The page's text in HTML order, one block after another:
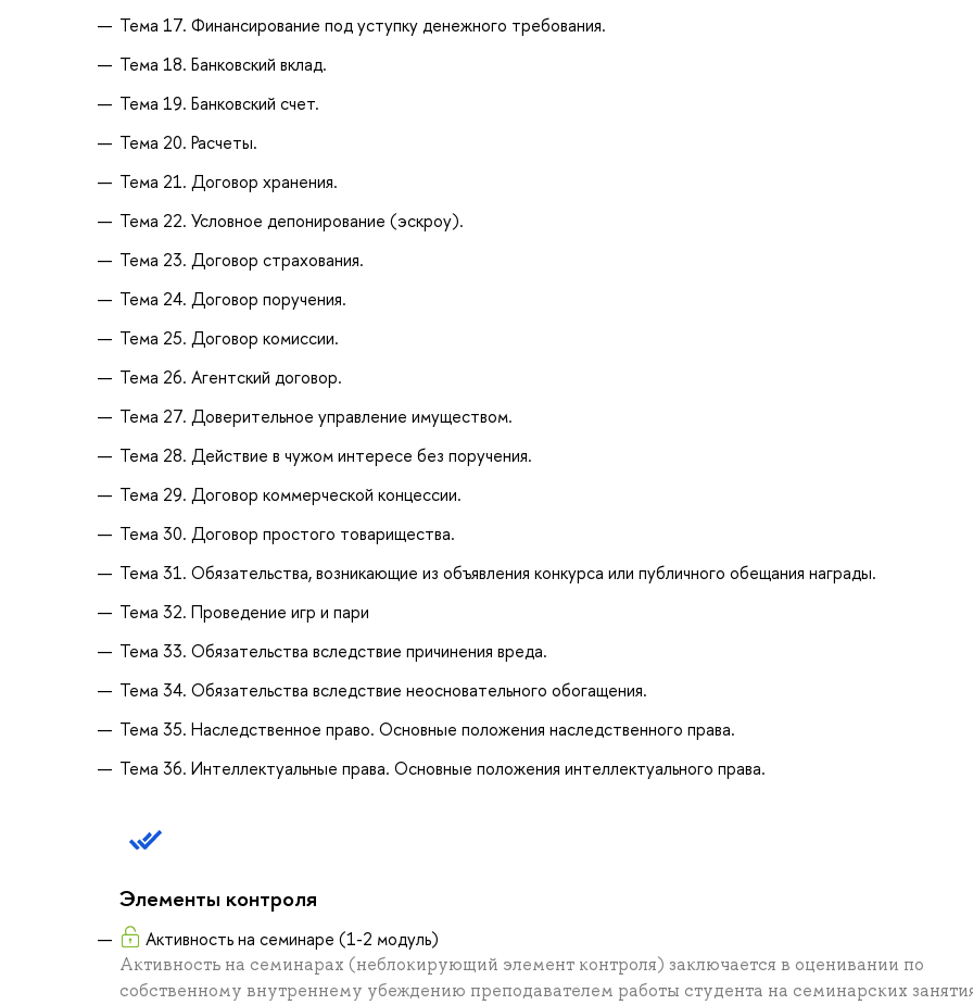
Тема 17. Финансирование под уступку денежного требования.
Тема 18. Банковский вклад.
Тема 19. Банковский счет.
Тема 20. Расчеты.
Тема 21. Договор хранения.
Тема 22. Условное депонирование (эскроу).
Тема 23. Договор страхования.
Тема 24. Договор поручения.
Тема 25. Договор комиссии.
Тема 26. Агентский договор.
Тема 27. Доверительное управление имуществом.
Тема 28. Действие в чужом интересе без поручения.
Тема 29. Договор коммерческой концессии.
Тема 30. Договор простого товарищества.
Тема 31. Обязательства, возникающие из объявления конкурса или публичного обещания награды.
Тема 32. Проведение игр и пари
Тема 33. Обязательства вследствие причинения вреда.
Тема 34. Обязательства вследствие неосновательного обогащения.
Тема 35. Наследственное право. Основные положения наследственного права.
Тема 36. Интеллектуальные права. Основные положения интеллектуального права.
Элементы контроля
Активность на семинаре (1-2 модуль)
Активность на семинарах (неблокирующий элемент контроля) заключается в оценивании по
собственному внутреннему убеждению преподавателем работы студента на семинарских